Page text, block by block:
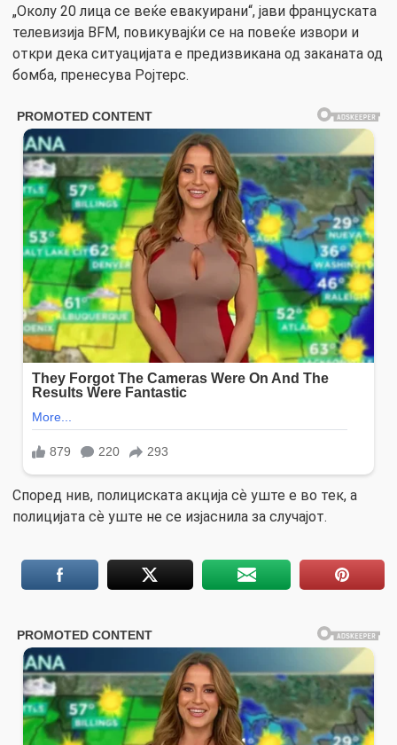
„Околу 20 лица се веќе евакуирани“, јави француската
телевизија BFM, повикувајќи се на повеќе извори и
откри дека ситуацијата е предизвикана од заканата од
бомба, пренесува Ројтерс.
Според нив, полициската акција сѐ уште е во тек, а
полицијата сѐ уште не се изјаснила за случајот.